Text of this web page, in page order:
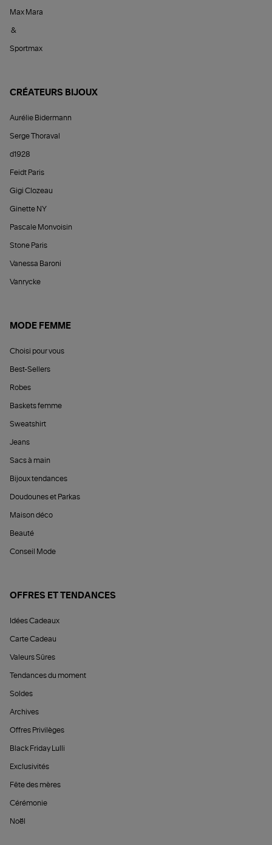
Max Mara
&
Sportmax
CRÉATEURS BIJOUX
Aurélie Bidermann
Serge Thoraval
d1928
Feidt Paris
Gigi Clozeau
Ginette NY
Pascale Monvoisin
Stone Paris
Vanessa Baroni
Vanrycke
MODE FEMME
Choisi pour vous
Best-Sellers
Robes
Baskets femme
Sweatshirt
Jeans
Sacs à main
Bijoux tendances
Doudounes et Parkas
Maison déco
Beauté
Conseil Mode
OFFRES ET TENDANCES
Idées Cadeaux
Carte Cadeau
Valeurs Sûres
Tendances du moment
Soldes
Archives
Offres Privilèges
Black Friday Lulli
Exclusivités
Fête des mères
Cérémonie
Noël